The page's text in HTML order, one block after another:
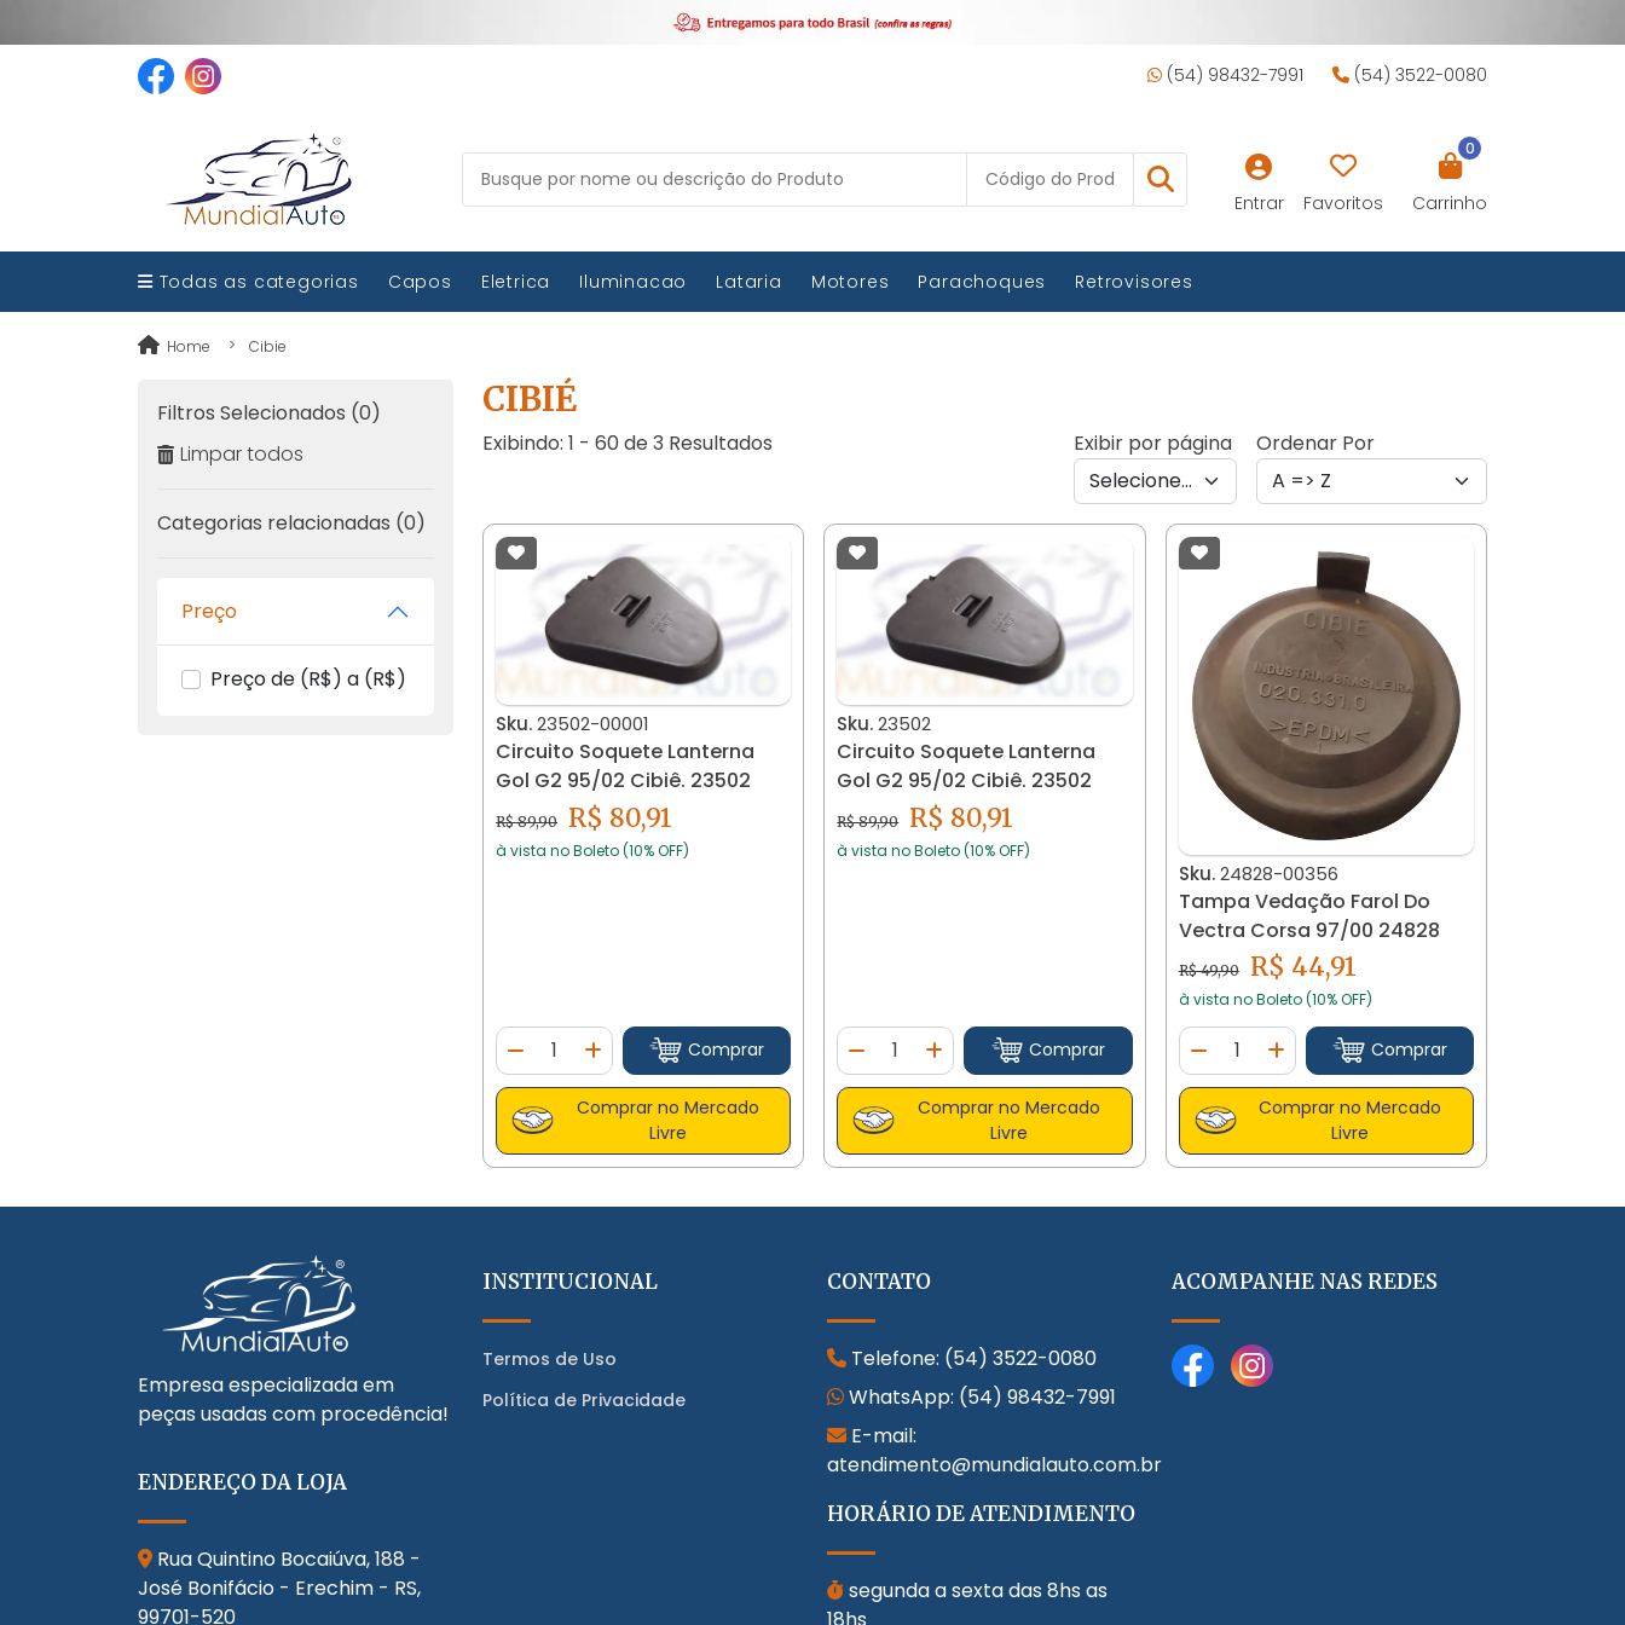
(54) 98432-7991 (54) 3522-0080
Entrar Favoritos
0
Carrinho
Todas as categorias Capos Eletrica Iluminacao Lataria Motores Parachoques Retrovisores
Home Cibie
Filtros Selecionados (0)
Limpar todos
Categorias relacionadas (0)
Preço
Preço de (R$) a (R$)
CIBIÉ
Exibindo: 1 - 60 de 3 Resultados Exibir por página Ordenar Por
Sku.23502-00001
Circuito Soquete Lanterna
Gol G2 95/02 Cibiê. 23502
R$ 89,90 R$ 80,91
à vista no Boleto (10% OFF)
Diminuir Quantidade
Quantidade
Adicionar Quantidade
Comprar
Comprar no Mercado
Livre
Sku.23502
Circuito Soquete Lanterna
Gol G2 95/02 Cibiê. 23502
R$ 89,90 R$ 80,91
à vista no Boleto (10% OFF)
Diminuir Quantidade
Quantidade
Adicionar Quantidade
Comprar
Comprar no Mercado
Livre
Sku.24828-00356
Tampa Vedação Farol Do
Vectra Corsa 97/00 24828
R$ 49,90 R$ 44,91
à vista no Boleto (10% OFF)
Diminuir Quantidade
Quantidade
Adicionar Quantidade
Comprar
Comprar no Mercado
Livre
Empresa especializada em
peças usadas com procedência!
ENDEREÇO DA LOJA
Rua Quintino Bocaiúva, 188 -
José Bonifácio - Erechim - RS,
99701-520
INSTITUCIONAL
Termos de Uso
Política de Privacidade
CONTATO
Telefone: (54) 3522-0080
WhatsApp: (54) 98432-7991
E-mail:
atendimento@mundialauto.com.br
HORÁRIO DE ATENDIMENTO
segunda a sexta das 8hs as
18hs
ACOMPANHE NAS REDES